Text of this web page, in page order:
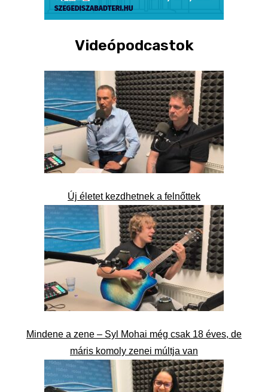
Videópodcastok
Új életet kezdhetnek a felnőttek
Mindene a zene – Syl Mohai még csak 18 éves, de
máris komoly zenei múltja van